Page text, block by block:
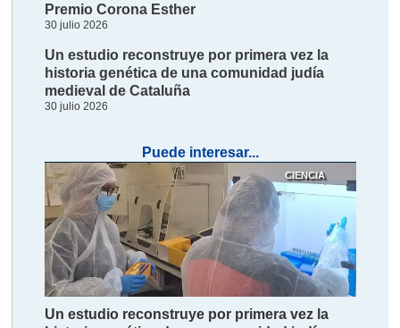
Premio Corona Esther
30 julio 2026
Un estudio reconstruye por primera vez la
historia genética de una comunidad judía
medieval de Cataluña
30 julio 2026
Puede interesar...
CIENCIA
Un estudio reconstruye por primera vez la